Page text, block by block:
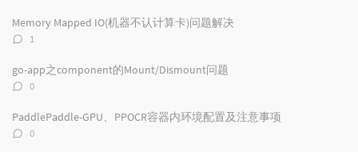
数：
Memory Mapped IO(机器不认计算卡)问题解决
评
数：
1
go-app之component的Mount/Dismount问题
评
数：
0
PaddlePaddle-GPU、PPOCR容器内环境配置及注意事项
评
0